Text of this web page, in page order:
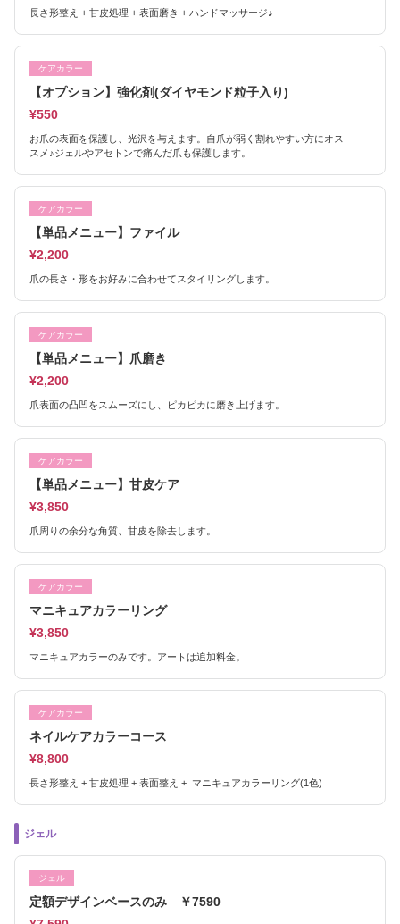
長さ形整え + 甘皮処理 + 表面磨き + ハンドマッサージ♪
ケアカラー
【オプション】強化剤(ダイヤモンド粒子入り)
¥550
お爪の表面を保護し、光沢を与えます。自爪が弱く割れやすい方にオス
スメ♪ジェルやアセトンで痛んだ爪も保護します。
ケアカラー
【単品メニュー】ファイル
¥2,200
爪の長さ・形をお好みに合わせてスタイリングします。
ケアカラー
【単品メニュー】爪磨き
¥2,200
爪表面の凸凹をスムーズにし、ピカピカに磨き上げます。
ケアカラー
【単品メニュー】甘皮ケア
¥3,850
爪周りの余分な角質、甘皮を除去します。
ケアカラー
マニキュアカラーリング
¥3,850
マニキュアカラーのみです。アートは追加料金。
ケアカラー
ネイルケアカラーコース
¥8,800
長さ形整え + 甘皮処理 + 表面整え + マニキュアカラーリング(1色)
ジェル
ジェル
定額デザインベースのみ ￥7590